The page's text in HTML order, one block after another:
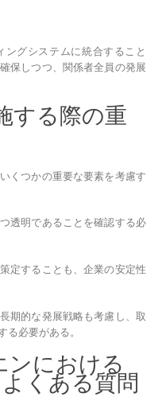
グシステムに統合すること
保しつつ、関係者全員の発展
する際の重
くつかの重要な要素を考慮す
透明であることを確認する必
定することも、企業の安定性
期的な発展戦略も考慮し、取
る必要がある。
ンにおける
くある質問